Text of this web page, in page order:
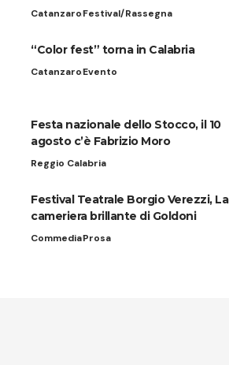
CatanzaroFestival/Rassegna
“Color fest” torna in Calabria
CatanzaroEvento
Festa nazionale dello Stocco, il 10
agosto c’è Fabrizio Moro
Reggio Calabria
Festival Teatrale Borgio Verezzi, La
cameriera brillante di Goldoni
CommediaProsa